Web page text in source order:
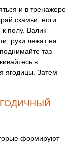
и в тренажере
скамьи, ноги
полу. Валик
руки лежат на
таз
в
ягодицы. Затем
формируют